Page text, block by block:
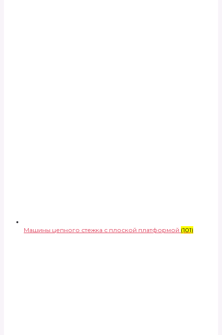
Машины цепного стежка с плоской платформой (101)